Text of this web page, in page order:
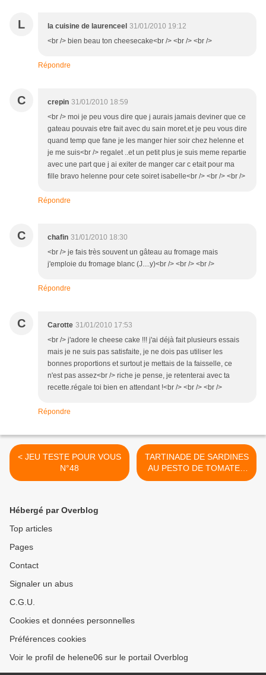
L la cuisine de laurenceel 31/01/2010 19:12
<br /> bien beau ton cheesecake<br /> <br /> <br />
Répondre
C crepin 31/01/2010 18:59
<br /> moi je peu vous dire que j aurais jamais deviner que ce
gateau pouvais etre fait avec du sain moret.et je peu vous dire
quand temp que fane je les manger hier soir chez helenne et
je me suis<br /> regalet ..et un petit plus je suis meme repartie
avec une part que j ai exiter de manger car c etait pour ma
fille bravo helenne pour cete soiret isabelle<br /> <br /> <br />
Répondre
C chafin 31/01/2010 18:30
<br /> je fais très souvent un gâteau au fromage mais
j'emploie du fromage blanc (J....y)<br /> <br /> <br />
Répondre
C Carotte 31/01/2010 17:53
<br /> j'adore le cheese cake !!! j'ai déjà fait plusieurs essais
mais je ne suis pas satisfaite, je ne dois pas utiliser les
bonnes proportions et surtout je mettais de la faisselle, ce
n'est pas assez<br /> riche je pense, je retenterai avec ta
recette.régale toi bien en attendant !<br /> <br /> <br />
Répondre
< JEU TESTE POUR VOUS
N°48
TARTINADE DE SARDINES
AU PESTO DE TOMATES
SECHEES >
Hébergé par Overblog
Top articles
Pages
Contact
Signaler un abus
C.G.U.
Cookies et données personnelles
Préférences cookies
Voir le profil de helene06 sur le portail Overblog